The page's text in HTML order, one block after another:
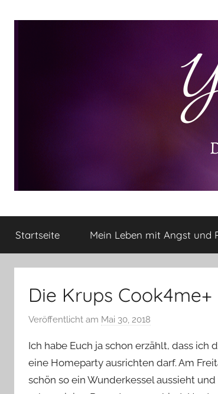
Yvis
Lifestyle
kleine
Lifestyle
Rezensionen,
vieles
mehr
Startseite Mein Leben mit Angst und
Die Krups
Veröffentlicht am Mai 30, 2018
n
Y
v
Ich habe Euch ja schon erzählt, dass ich
eine Homeparty ausrichten darf. Am
schön so ein Wunderkessel aussieht